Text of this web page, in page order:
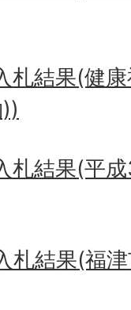
札結果(健
札結果(平
札結果(福